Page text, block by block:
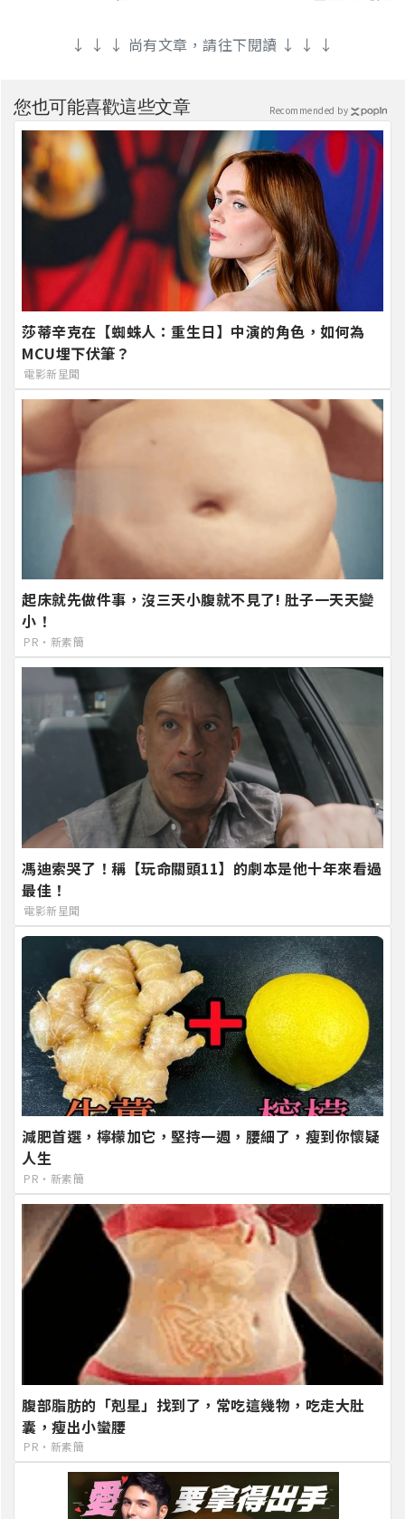
↓ ↓ ↓ 尚有文章，請往下閱讀 ↓ ↓ ↓
您也可能喜歡這些文章
莎蒂辛克在【蜘蛛人：重生日】中演的角色，如何為
MCU埋下伏筆？
電影新星聞
起床就先做件事，沒三天小腹就不見了! 肚子一天天變
小！
PR・新素簡
馮迪索哭了！稱【玩命關頭11】的劇本是他十年來看過
最佳！
電影新星聞
減肥首選，檸檬加它，堅持一週，腰細了，瘦到你懷疑
人生
PR・新素簡
腹部脂肪的「剋星」找到了，常吃這幾物，吃走大肚
囊，瘦出小蠻腰
PR・新素簡
Recommended by